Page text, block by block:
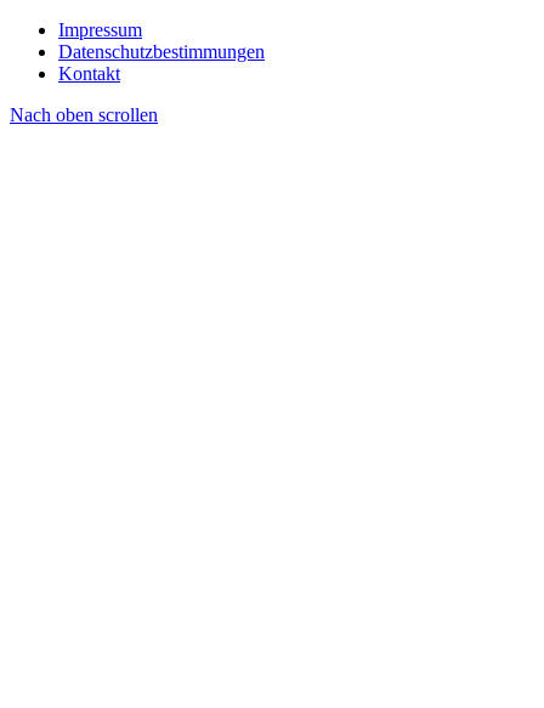
Impressum
Datenschutzbestimmungen
Kontakt
Nach oben scrollen